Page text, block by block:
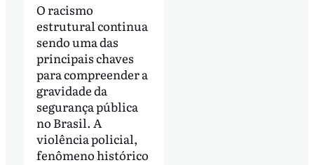
O racismo
estrutural continua
sendo uma das
principais chaves
para compreender a
gravidade da
segurança pública
no Brasil. A
violência policial,
fenômeno histórico